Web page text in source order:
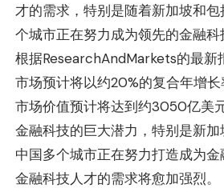
才的需求，特别是随着新加坡和
个城市正在努力成为领先的金融科
根据ResearchAndMarkets的最新
市场预计将以约20%的复合年增
市场价值预计将达到约3050亿美
金融科技的巨大潜力，特别是新
中国多个城市正在努力打造成为
金融科技人才的需求将愈加强烈。